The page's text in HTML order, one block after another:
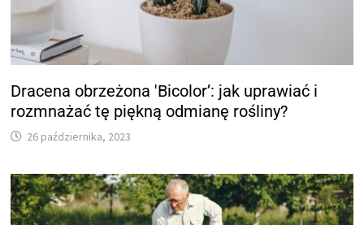
Dracena obrzeżona 'Bicolor’: jak uprawiać i
rozmnażać tę piękną odmianę rośliny?
26 października, 2023